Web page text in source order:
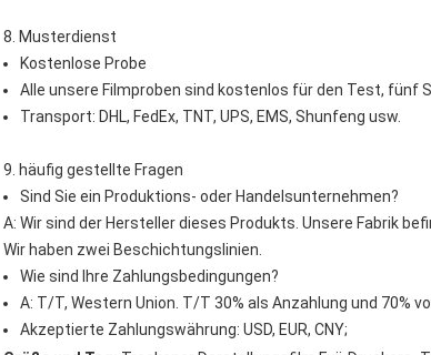
8. Musterdienst
Kostenlose Probe
Alle unsere Filmproben sind kostenlos für den Test, fünf
Transport: DHL, FedEx, TNT, UPS, EMS, Shunfeng usw.
9. häufig gestellte Fragen
Sind Sie ein Produktions- oder Handelsunternehmen?
A: Wir sind der Hersteller dieses Produkts. Unsere Fabrik
Wir haben zwei Beschichtungslinien.
Wie sind Ihre Zahlungsbedingungen?
A: T/T, Western Union. T/T 30% als Anzahlung und 70%
Akzeptierte Zahlungswährung: USD, EUR, CNY;